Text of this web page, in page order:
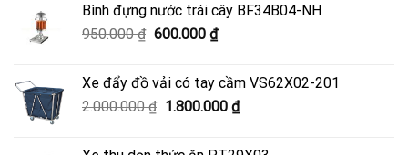
3.700.000 ₫.là:
Bình đựng nước trái cây BF34B04-NH
950.000₫ Giá
950.000 ₫.
600.000 ₫Giá
là:
600.000 ₫.
Xe đẩy đồ vải có tay cầm VS62X02-201
2.000.000₫ Giá
1.800.000 ₫Giá